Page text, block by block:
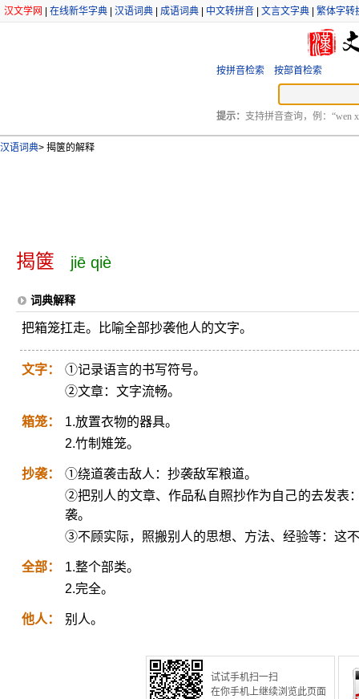
汉文学网 在线新华字典 汉语词典 成语词典 中文转拼音 文言文字典 繁体字转
按拼音检索 按部首检索
提示： 支持拼音查询，例：“wen
汉语词典> 揭箧的解释
揭箧 jiē qiè
词典解释
把箱笼扛走。比喻全部抄袭他人的文字。
文字：
①记录语言的书写符号。
②文章：文字流畅。
箱笼：
1.放置衣物的器具。
2.竹制雉笼。
抄袭：
①绕道袭击敌人：抄袭敌军粮道。
②把别人的文章、作品私自照抄作为自己的去发表
袭。
③不顾实际，照搬别人的思想、方法、经验等：这
全部：
1.整个部类。
2.完全。
他人： 别人。
试试手机扫一扫
在你手机上继续浏览此页面